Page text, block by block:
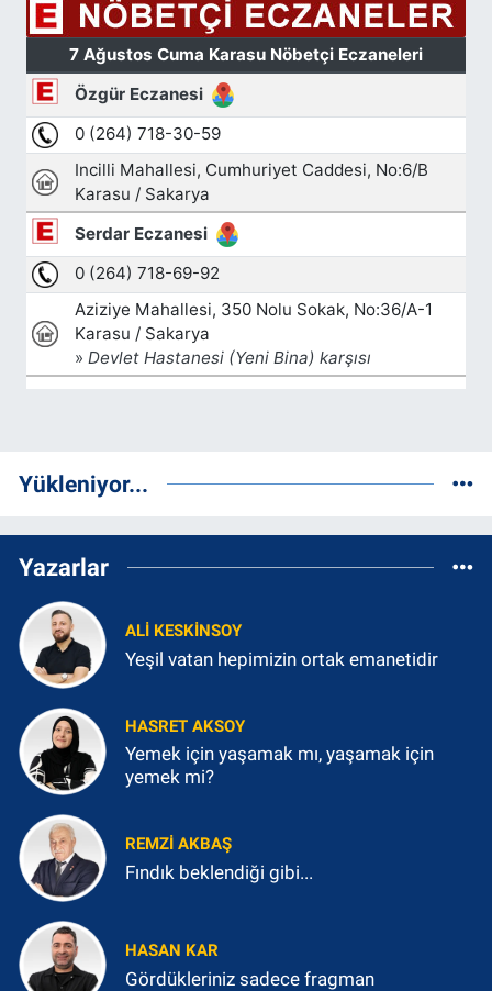
Yükleniyor...
Yazarlar
ALI KESKINSOY
Yeşil vatan hepimizin ortak emanetidir
HASRET AKSOY
Yemek için yaşamak mı, yaşamak için
yemek mi?
REMZI AKBAŞ
Fındık beklendiği gibi...
HASAN KAR
Gördükleriniz sadece fragman